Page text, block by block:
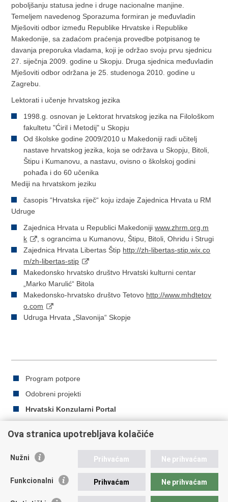
poboljšanju statusa jedne i druge nacionalne manjine.
Temeljem navedenog Sporazuma formiran je međuvladin
Mješoviti odbor između Republike Hrvatske i Republike
Makedonije, sa zadaćom praćenja provedbe potpisanog te
davanja preporuka vladama, koji je održao svoju prvu sjednicu
27. siječnja 2009. godine u Skopju. Druga sjednica međuvladin
Mješoviti odbor održana je 25. studenoga 2010. godine u
Zagrebu.
Lektorati i učenje hrvatskog jezika
1998.g. osnovan je Lektorat hrvatskog jezika na Filološkom
fakultetu "Ćiril i Metodij" u Skopju
Od školske godine 2009/2010 u Makedoniji radi učitelj
nastave hrvatskog jezika, koja se održava u Skopju, Bitoli,
Štipu i Kumanovu, a nastavu, ovisno o školskoj godini
pohađa i do 60 učenika
Mediji na hrvatskom jeziku
časopis “Hrvatska riječ“ koju izdaje Zajednica Hrvata u RM
Udruge
Zajednica Hrvata u Republici Makedonijiwww.zhrm.org.m
k
, s ograncima u Kumanovu, Štipu, Bitoli, Ohridu i Strugi
Zajednica Hrvata Libertas Štip http://zh-libertas-stip.wix.co
m/zh-libertas-stip
Makedonsko hrvatsko društvo Hrvatski kulturni centar
„Marko Marulić“ Bitola
Makedonsko-hrvatsko društvo Tetovo http://www.mhdtetov
o.com
Udruga Hrvata „Slavonija“ Skopje
Program potpore
Odobreni projekti
Hrvatski Konzularni Portal
Ispiši
Podijeli
Facebooku
Twitteru
Republika Hrvatska
Ova stranica upotrebljava kolačiće
Nužni Prihvaćam Ne prihvaćam
Funkcionalni Prihvaćam Ne prihvaćam